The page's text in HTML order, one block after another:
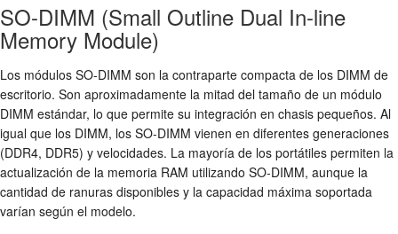
SO-DIMM (Small Outline Dual In-line
Memory Module)
Los módulos SO-DIMM son la contraparte compacta de los DIMM de
escritorio. Son aproximadamente la mitad del tamaño de un módulo
DIMM estándar, lo que permite su integración en chasis pequeños. Al
igual que los DIMM, los SO-DIMM vienen en diferentes generaciones
(DDR4, DDR5) y velocidades. La mayoría de los portátiles permiten la
actualización de la memoria RAM utilizando SO-DIMM, aunque la
cantidad de ranuras disponibles y la capacidad máxima soportada
varían según el modelo.